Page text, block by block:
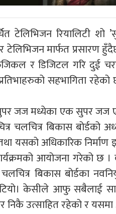
टेलिभिजन रियालिटी शो
टेलिभिजन मार्फत प्रसारण
र डिजिटल गरि दुई
सहभागिता
जज मध्येका एक सुपर जज
चलचित्र बिकास बोर्डको
यसको अधिकारिक निर्माण
आयोजना गरेको छ
बिकास बोर्डका
केसीले आफु सबैलाई
निकै उत्साहित रहेको र यसमा